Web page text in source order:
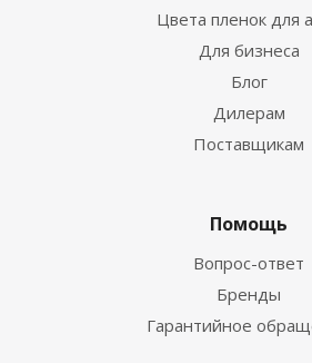
Цвета пленок для
Для бизнеса
Блог
Дилерам
Поставщикам
Помощь
Вопрос-ответ
Бренды
Гарантийное